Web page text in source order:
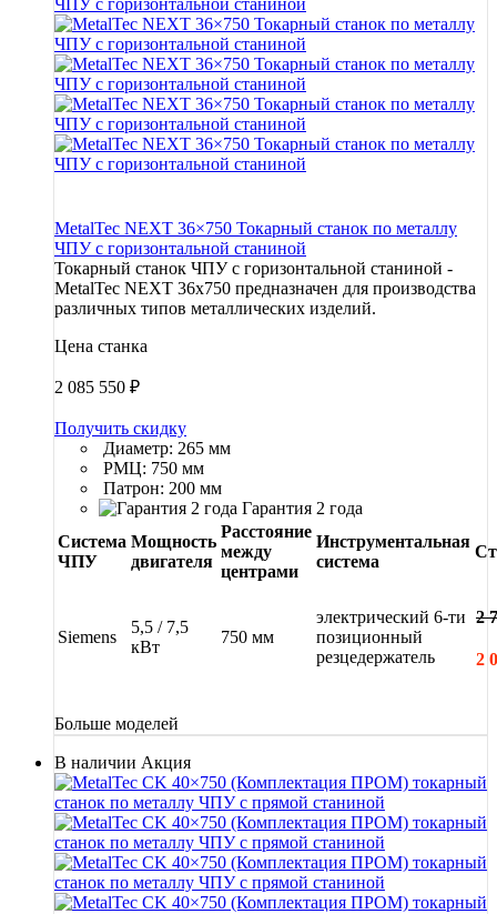
MetalTec NEXT 36×750 Токарный станок по металлу
ЧПУ с горизонтальной станиной
Токарный станок ЧПУ с горизонтальной станиной -
MetalTec NEXT 36x750 предназначен для производства
различных типов металлических изделий.
Цена станка
2 085 550 ₽
Получить скидку
Диаметр: 265 мм
РМЦ: 750 мм
Патрон: 200 мм
Гарантия 2 года
Система
ЧПУ
Мощность
двигателя
Расстояние
между
центрами
Инструментальная
система
Siemens
5,5 / 7,5
кВт
750 мм
электрический 6-ти
позиционный
резцедержатель
2
2
Больше моделей
В наличии Акция